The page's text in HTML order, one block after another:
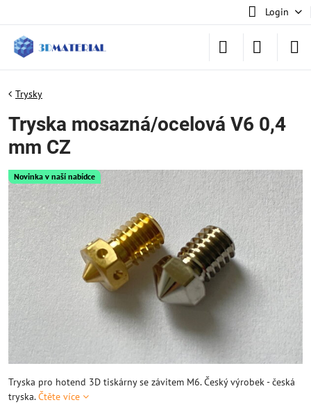
Login
Novinka v naší nabídce
Trysky
Tryska mosazná/ocelová V6 0,4
mm CZ
Tryska pro hotend 3D tiskárny se závitem M6. Český výrobek - česká
tryska.Čtěte více